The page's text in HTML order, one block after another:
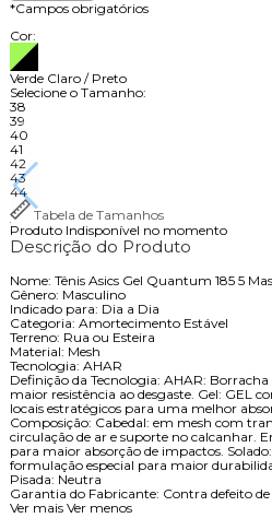
*Campos obrigatórios
Cor:
Verde Claro / Preto
Selecione o Tamanho:
38
39
40
41
42
43
44
Tabela de Tamanhos
Produto Indisponível no momento
Descrição do Produto
Nome: Tênis Asics Gel Quantum 185 5
Gênero: Masculino
Indicado para: Dia a Dia
Categoria: Amortecimento Estável
Terreno: Rua ou Esteira
Material: Mesh
Tecnologia: AHAR
Definição da Tecnologia: AHAR:
maior resistência ao desgaste. Gel: GEL
locais estratégicos para uma melhor
Composição: Cabedal: em mesh com
circulação de ar e suporte no calcanhar.
para maior absorção de impactos.
formulação especial para maior
Pisada: Neutra
Garantia do Fabricante: Contra defeito
Ver mais Ver menos